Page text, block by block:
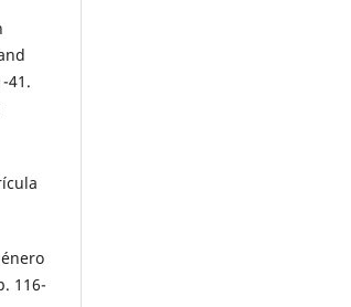
41.
116-